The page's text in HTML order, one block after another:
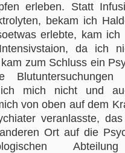
erleben. Statt
bekam ich
erlebte, kam ich
da ich
zum Schluss ein
mich nicht und
von oben auf dem
veranlasste,
Ort auf die